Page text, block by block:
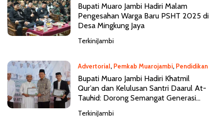
Juni 29, 2025
Bupati Muaro Jambi Hadiri Malam
Pengesahan Warga Baru PSHT 2025 di
Desa Mingkung Jaya
TerkiniJambi
Advertorial, Pemkab Muarojambi, Pendidikan
Juni 29, 2025
Bupati Muaro Jambi Hadiri Khatmil
Qur’an dan Kelulusan Santri Daarul At-
Tauhid: Dorong Semangat Generasi
TerkiniJambi